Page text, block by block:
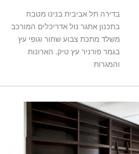
בדירה תל אביבית בנינו מטבח
בתכנון אתגר נול אדריכלים המורכב
משלד מתכת צבוע שחור וגופי עץ
בגמר פורניר עץ טיק. הארונות
והמגרות